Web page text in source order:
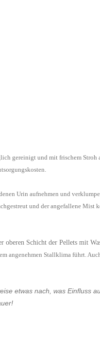
gereinigt und mit frischem Stroh
Urin aufnehmen und
und der angefallene Mist
oberen Schicht der Pellets mit
angenehmen Stallklima führt.
etwas nach, was Einfluss